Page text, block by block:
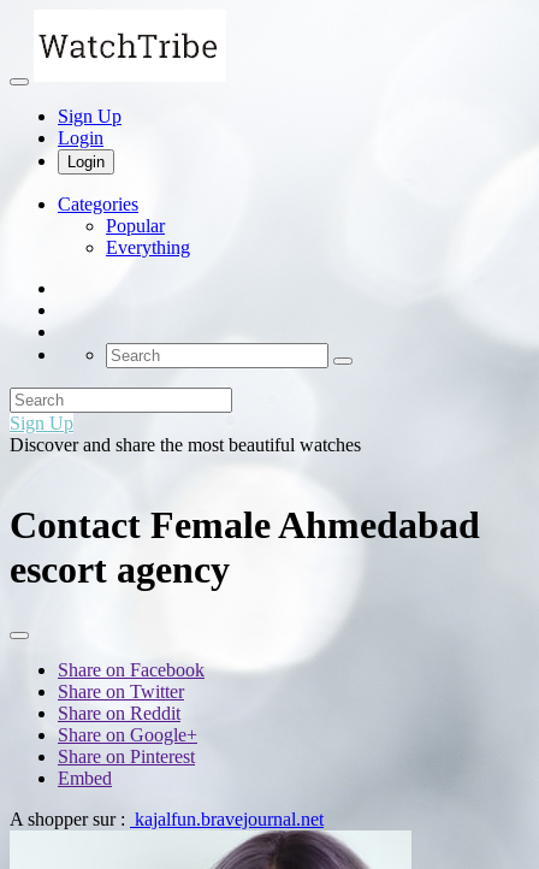
Sign Up
Login
Login
Categories
Popular
Everything
Sign Up
Discover and share the most beautiful watches
Contact Female Ahmedabad
escort agency
Share on Facebook
Share on Twitter
Share on Reddit
Share on Google+
Share on Pinterest
Embed
A shopper sur : kajalfun.bravejournal.net